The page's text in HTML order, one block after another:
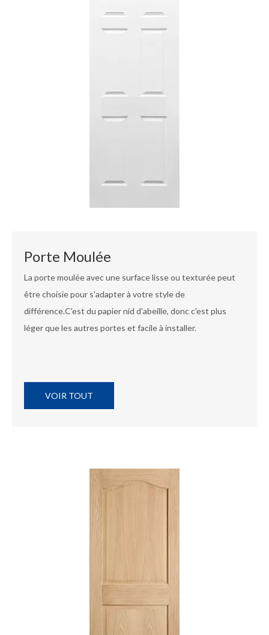
Porte Moulée
La porte moulée avec une surface lisse ou texturée peut
être choisie pour s'adapter à votre style de
différence.C'est du papier nid d'abeille, donc c'est plus
léger que les autres portes et facile à installer.
VOIR TOUT